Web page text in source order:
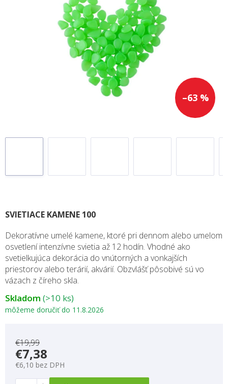
–63 %
Skladom (>10 ks)
môžeme doručiť do 11.8.2026
SVIETIACE KAMENE 100
Dekoratívne umelé kamene, ktoré pri dennom alebo umelom
osvetlení intenzívne svietia až 12 hodín. Vhodné ako
svetielkujúca dekorácia do vnútorných a vonkajších
priestorov alebo terárií, akvárií. Obzvlášť pôsobivé sú vo
vázach z číreho skla.
€19,99
€7,38
€6,10 bez DPH